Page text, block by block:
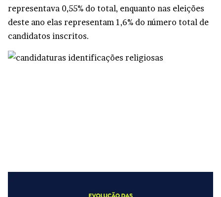
representava 0,55% do total, enquanto nas eleições
deste ano elas representam 1,6% do número total de
candidatos inscritos.